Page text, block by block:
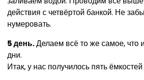
действия с четвёртой банкой. Не
нумеровать.
5 день.Делаем всё то же самое, что
дни.
Итак, у нас получилось пять